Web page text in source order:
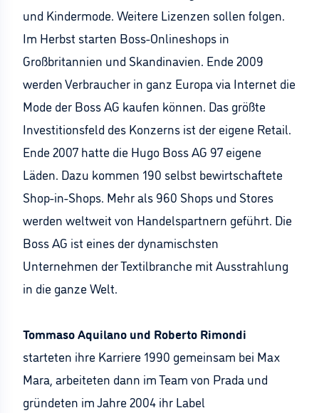
und Kindermode. Weitere Lizenzen sollen folgen.
Im Herbst starten Boss-Onlineshops in
Großbritannien und Skandinavien. Ende 2009
werden Verbraucher in ganz Europa via Internet die
Mode der Boss AG kaufen können. Das größte
Investitionsfeld des Konzerns ist der eigene Retail.
Ende 2007 hatte die Hugo Boss AG 97 eigene
Läden. Dazu kommen 190 selbst bewirtschaftete
Shop-in-Shops. Mehr als 960 Shops und Stores
werden weltweit von Handelspartnern geführt. Die
Boss AG ist eines der dynamischsten
Unternehmen der Textilbranche mit Ausstrahlung
in die ganze Welt.
Tommaso Aquilano und Roberto Rimondi
starteten ihre Karriere 1990 gemeinsam bei Max
Mara, arbeiteten dann im Team von Prada und
gründeten im Jahre 2004 ihr Label